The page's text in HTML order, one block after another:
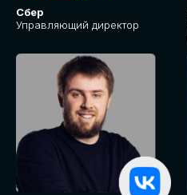
Сбер
Управляющий директор